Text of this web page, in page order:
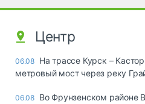
Центр
06.08 На трассе Курск –
метровый мост через реку
06.08 Во Фрунзенском районе